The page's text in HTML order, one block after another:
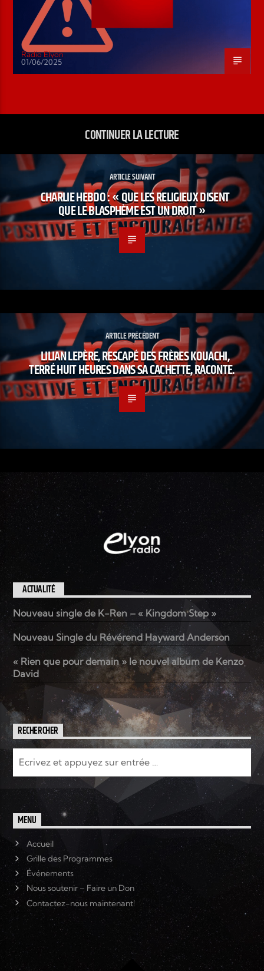
Radio Elyon
01/06/2025
CONTINUER LA LECTURE
ARTICLE SUIVANT
CHARLIE HEBDO : « QUE LES RELIGIEUX DISENT
QUE LE BLASPHÈME EST UN DROIT »
ARTICLE PRÉCÉDENT
LILIAN LEPÈRE, RESCAPÉ DES FRÈRES KOUACHI,
TERRÉ HUIT HEURES DANS SA CACHETTE, RACONTE.
ACTUALITÉ
Nouveau single de K-Ren – « Kingdom Step »
Nouveau Single du Révérend Hayward Anderson
« Rien que pour demain » le nouvel album de Kenzo
David
RECHERCHER
MENU
Accueil
Grille des Programmes
Événements
Nous soutenir – Faire un Don
Contactez-nous maintenant!